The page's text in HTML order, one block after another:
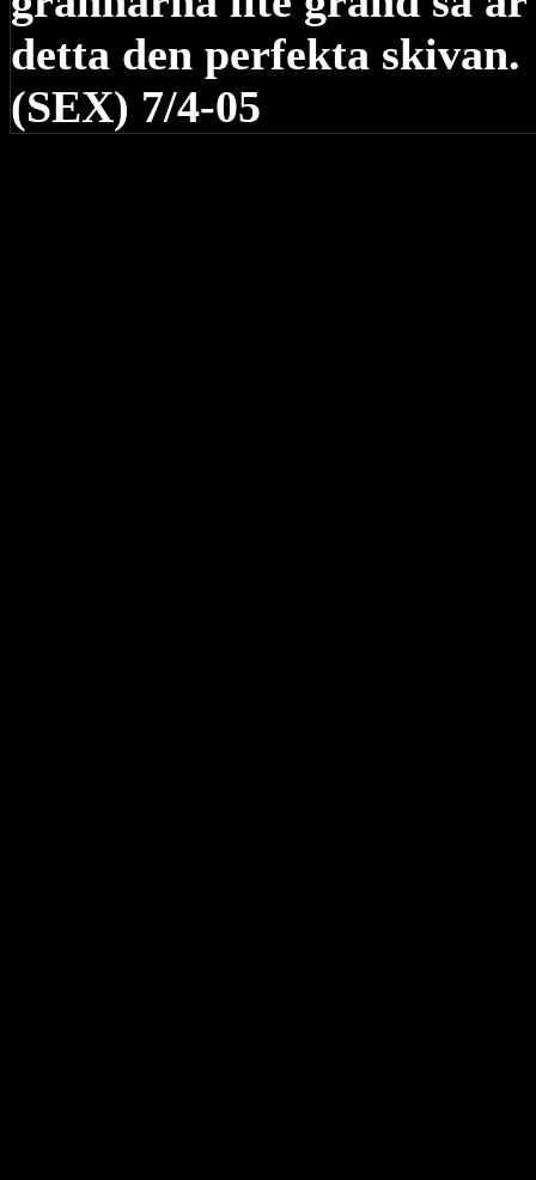
detta den perfekta skivan.
(SEX) 7/4-05